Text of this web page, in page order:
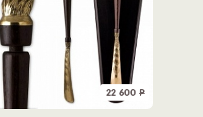
22 600 Р